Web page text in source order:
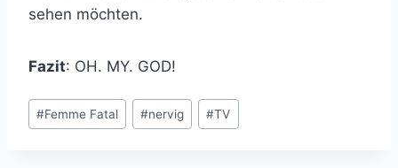
sehen möchten.
Fazit: OH. MY. GOD!
Schlagworte:
#Femme Fatal #nervig #TV